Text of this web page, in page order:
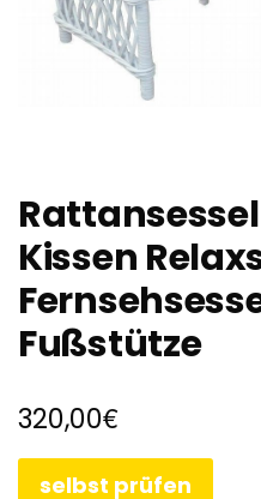
Kissen
Fußstütze
320,00€
selbst prüfen